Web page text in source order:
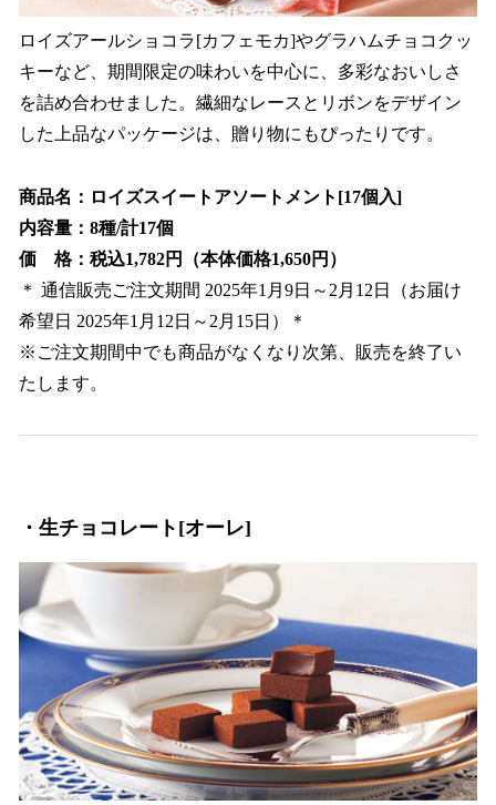
ロイズアールショコラ[カフェモカ]やグラハムチョコクッ
キーなど、期間限定の味わいを中心に、多彩なおいしさ
を詰め合わせました。繊細なレースとリボンをデザイン
した上品なパッケージは、贈り物にもぴったりです。
商品名：ロイズスイートアソートメント[17個入]
内容量：8種/計17個
価 格：税込1,782円（本体価格1,650円）
＊ 通信販売ご注文期間 2025年1月9日～2月12日（お届け
希望日 2025年1月12日～2月15日）＊
※ご注文期間中でも商品がなくなり次第、販売を終了い
たします。
・生チョコレート[オーレ]